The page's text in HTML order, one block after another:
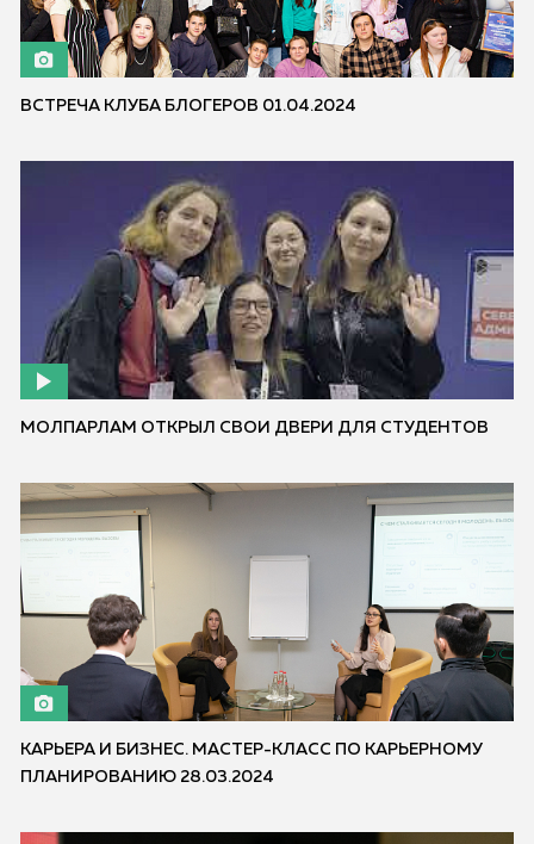
ВСТРЕЧА КЛУБА БЛОГЕРОВ 01.04.2024
МОЛПАРЛАМ ОТКРЫЛ СВОИ ДВЕРИ ДЛЯ СТУДЕНТОВ
КАРЬЕРА И БИЗНЕС. МАСТЕР-КЛАСС ПО КАРЬЕРНОМУ
ПЛАНИРОВАНИЮ 28.03.2024